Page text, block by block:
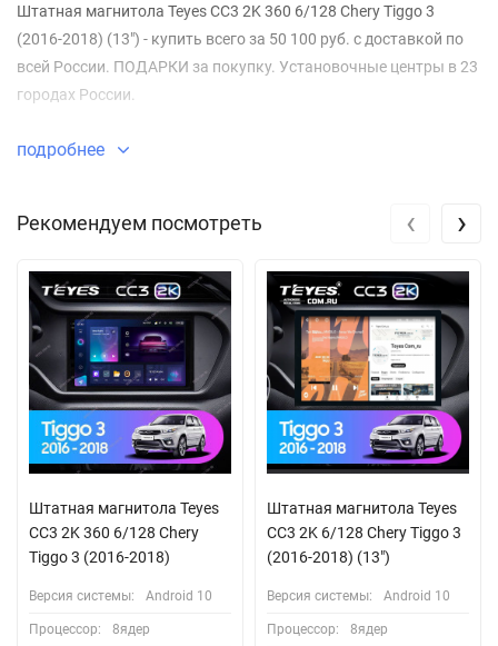
Штатная магнитола Teyes CC3 2K 360 6/128 Chery Tiggo 3
(2016-2018) (13") - купить всего за 50 100 руб. с доставкой по
всей России. ПОДАРКИ за покупку. Установочные центры в 23
городах России.
подробнее
Рекомендуем посмотреть
Штатная магнитола Teyes
CC3 2K 360 6/128 Chery
Tiggo 3 (2016-2018)
Версия системы: Android 10
Процессор: 8ядер
Штатная магнитола Teyes
CC3 2K 6/128 Chery Tiggo 3
(2016-2018) (13")
Версия системы: Android 10
Процессор: 8ядер
‹ ›